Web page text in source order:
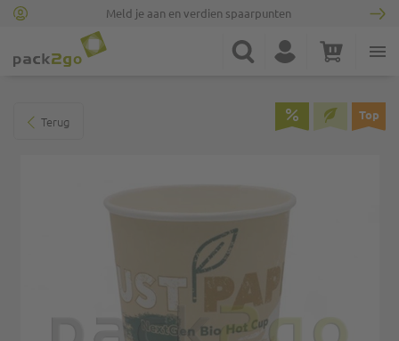
Meld je aan en verdien spaarpunten
Ga naar homepagina
Zoek Account Winkelwagen
Terug Top